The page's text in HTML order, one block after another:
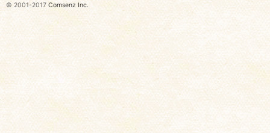
© 2001-2017 Comsenz Inc.